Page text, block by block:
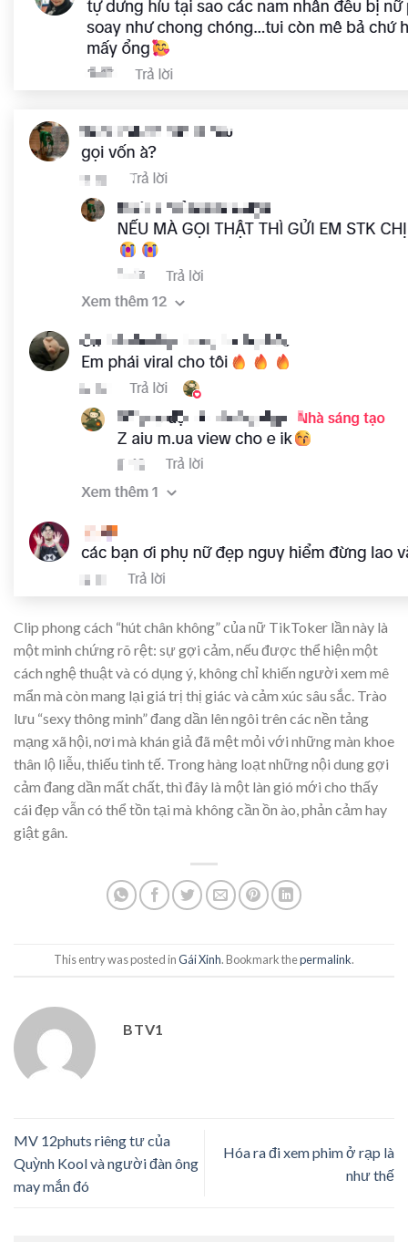
Clip phong cách “hút chân không” của nữ TikToker lần này là
một minh chứng rõ rệt: sự gợi cảm, nếu được thể hiện một
cách nghệ thuật và có dụng ý, không chỉ khiến người xem mê
mẩn mà còn mang lại giá trị thị giác và cảm xúc sâu sắc. Trào
lưu “sexy thông minh” đang dần lên ngôi trên các nền tảng
mạng xã hội, nơi mà khán giả đã mệt mỏi với những màn khoe
thân lộ liễu, thiếu tinh tế. Trong hàng loạt những nội dung gợi
cảm đang dần mất chất, thì đây là một làn gió mới cho thấy
cái đẹp vẫn có thể tồn tại mà không cần ồn ào, phản cảm hay
giật gân.
This entry was posted inGái Xinh. Bookmark thepermalink.
BTV1
MV 12phuts riêng tư của
Quỳnh Kool và người đàn ông
may mắn đó
Hóa ra đi xem phim ở rạp là
như thế